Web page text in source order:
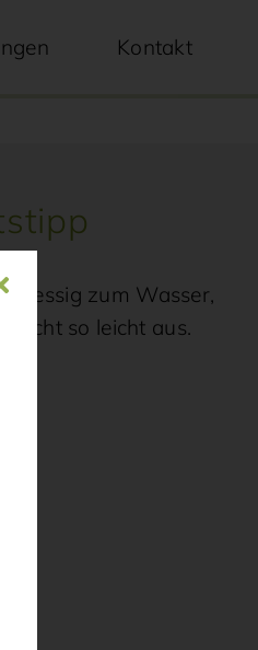
Kontakt
zum Wasser,
nicht so leicht aus.